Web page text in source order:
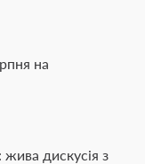
на
жива дискусія з